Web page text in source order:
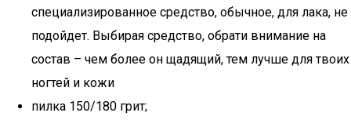
специализированное средство, обычное, для лака, не
подойдет. Выбирая средство, обрати внимание на
состав – чем более он щадящий, тем лучше для твоих
ногтей и кожи
пилка 150/180 грит;